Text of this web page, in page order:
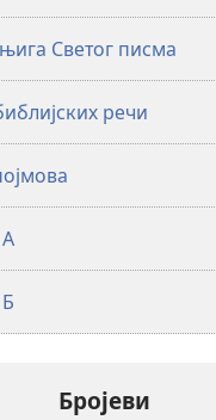
издање
из
2019)
издање
из
2019)
Светог писма
речи
Бројеви